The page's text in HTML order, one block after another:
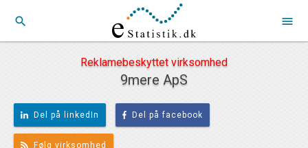
search menu
Reklamebeskyttet virksomhed
9mere ApS
Del på linkedIn Del på facebook
Følg virksomhed